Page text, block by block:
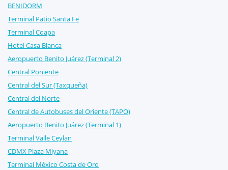
BENIDORM
Terminal Patio Santa Fe
Terminal Coapa
Hotel Casa Blanca
Aeropuerto Benito Juárez (Terminal 2)
Central Poniente
Central del Sur (Taxqueña)
Central del Norte
Central de Autobuses del Oriente (TAPO)
Aeropuerto Benito Juárez (Terminal 1)
Terminal Valle Ceylan
CDMX Plaza Miyana
Terminal México Costa de Oro